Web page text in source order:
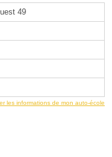
49
les informations de mon auto-école